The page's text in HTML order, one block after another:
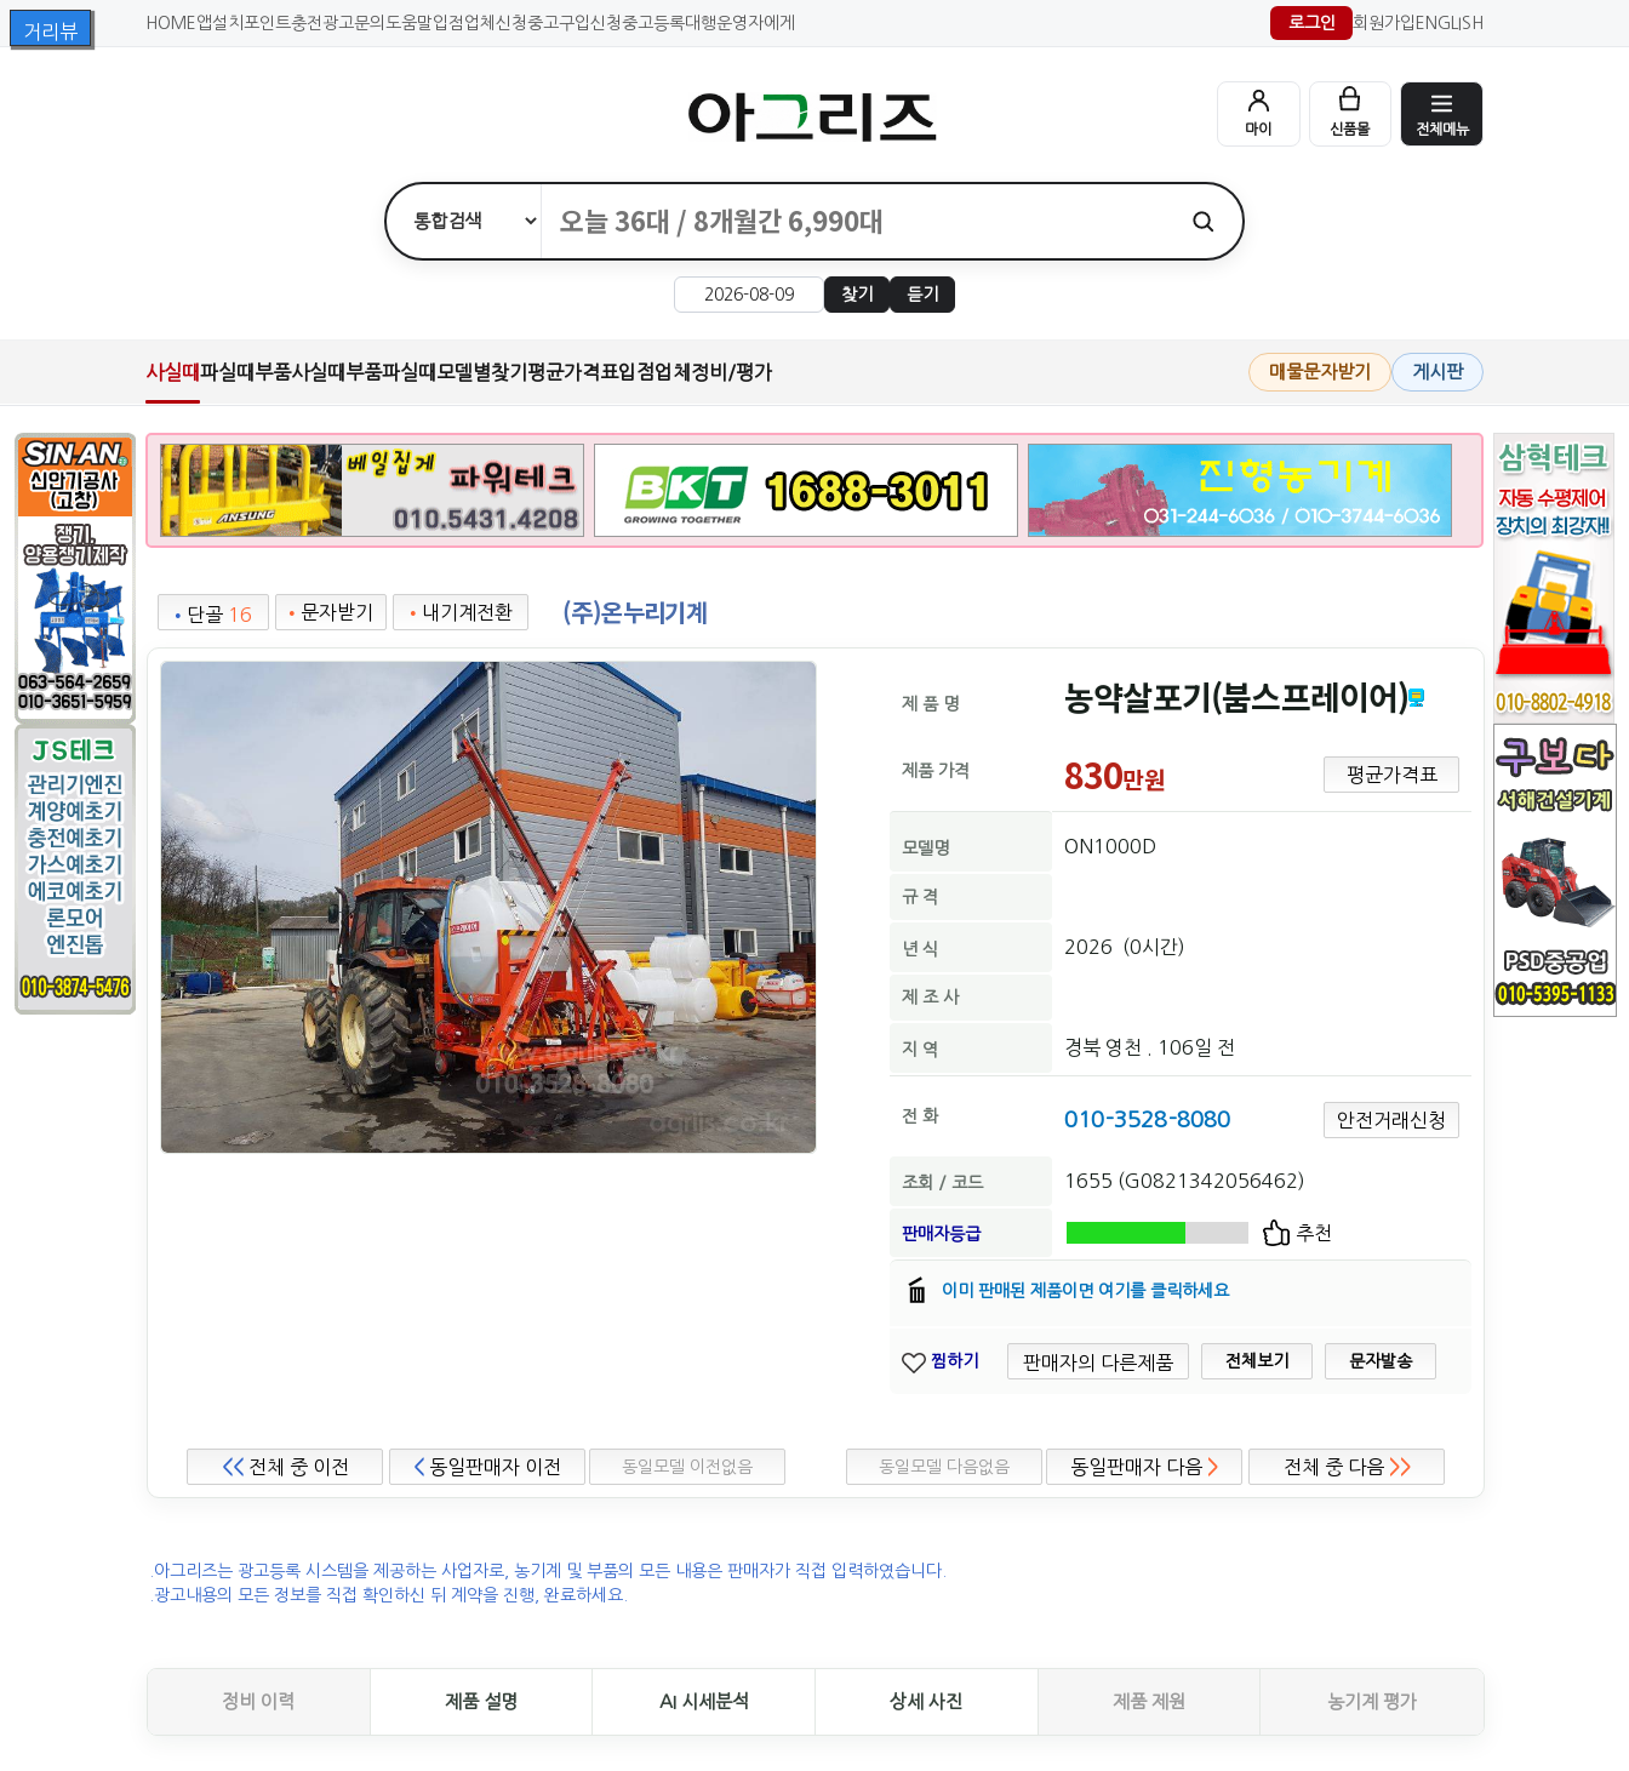
HOME 앱설치 포인트충전 광고문의 도움말입점업체신청중고구입신청중고등록대행운영자에게 로그인 회원가입 ENGLISH
찾기 듣기
마이 신품몰 전체메뉴
사실때파실때 부품사실때 부품파실때 모델별찾기 평균가격표입점업체 정비/평가 매물문자받기 게시판
• 단골 16 • 문자받기 • 내기계전환 (주)온누리기계
제 품 명 농약살포기(붐스프레이어)
제품 가격 830만원 평균가격표
모델명 ON1000D
규 격
년 식 2026 (0시간)
제 조 사
지 역 경북 영천 . 106일 전
전 화 010-3528-8080 안전거래신청
조회 / 코드 1655 (G0821342056462)
판매자등급 추천
이미 판매된 제품이면 여기를 클릭하세요
찜하기 전체보기 문자발송
<<전체 중 이전 < 동일판매자 이전 동일모델 이전없음 동일모델 다음없음 동일판매자 다음 > 전체 중 다음 >>
.아그리즈는 광고등록 시스템을 제공하는 사업자로, 농기계 및 부품의 모든 내용은 판매자가 직접 입력하였습니다.
.광고내용의 모든 정보를 직접 확인하신 뒤 계약을 진행, 완료하세요.
정비 이력 제품 설명 AI 시세분석 상세 사진 제품 제원 농기계 평가